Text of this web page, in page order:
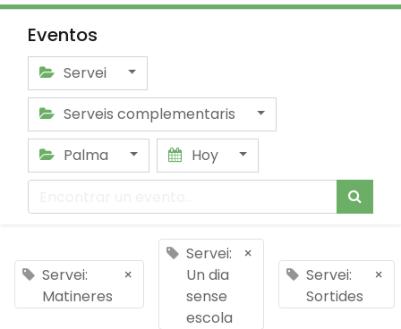
Eventos
Servei
Serveis complementaris
Palma
Hoy
Servei:
Matineres
×
Servei:
Un dia
sense
escola
×
Servei:
Sortides
×